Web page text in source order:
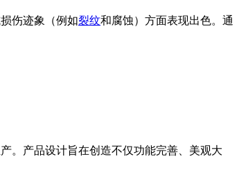
伤迹象（例如裂纹和腐蚀）方面表现出色。通
。产品设计旨在创造不仅功能完善、美观大